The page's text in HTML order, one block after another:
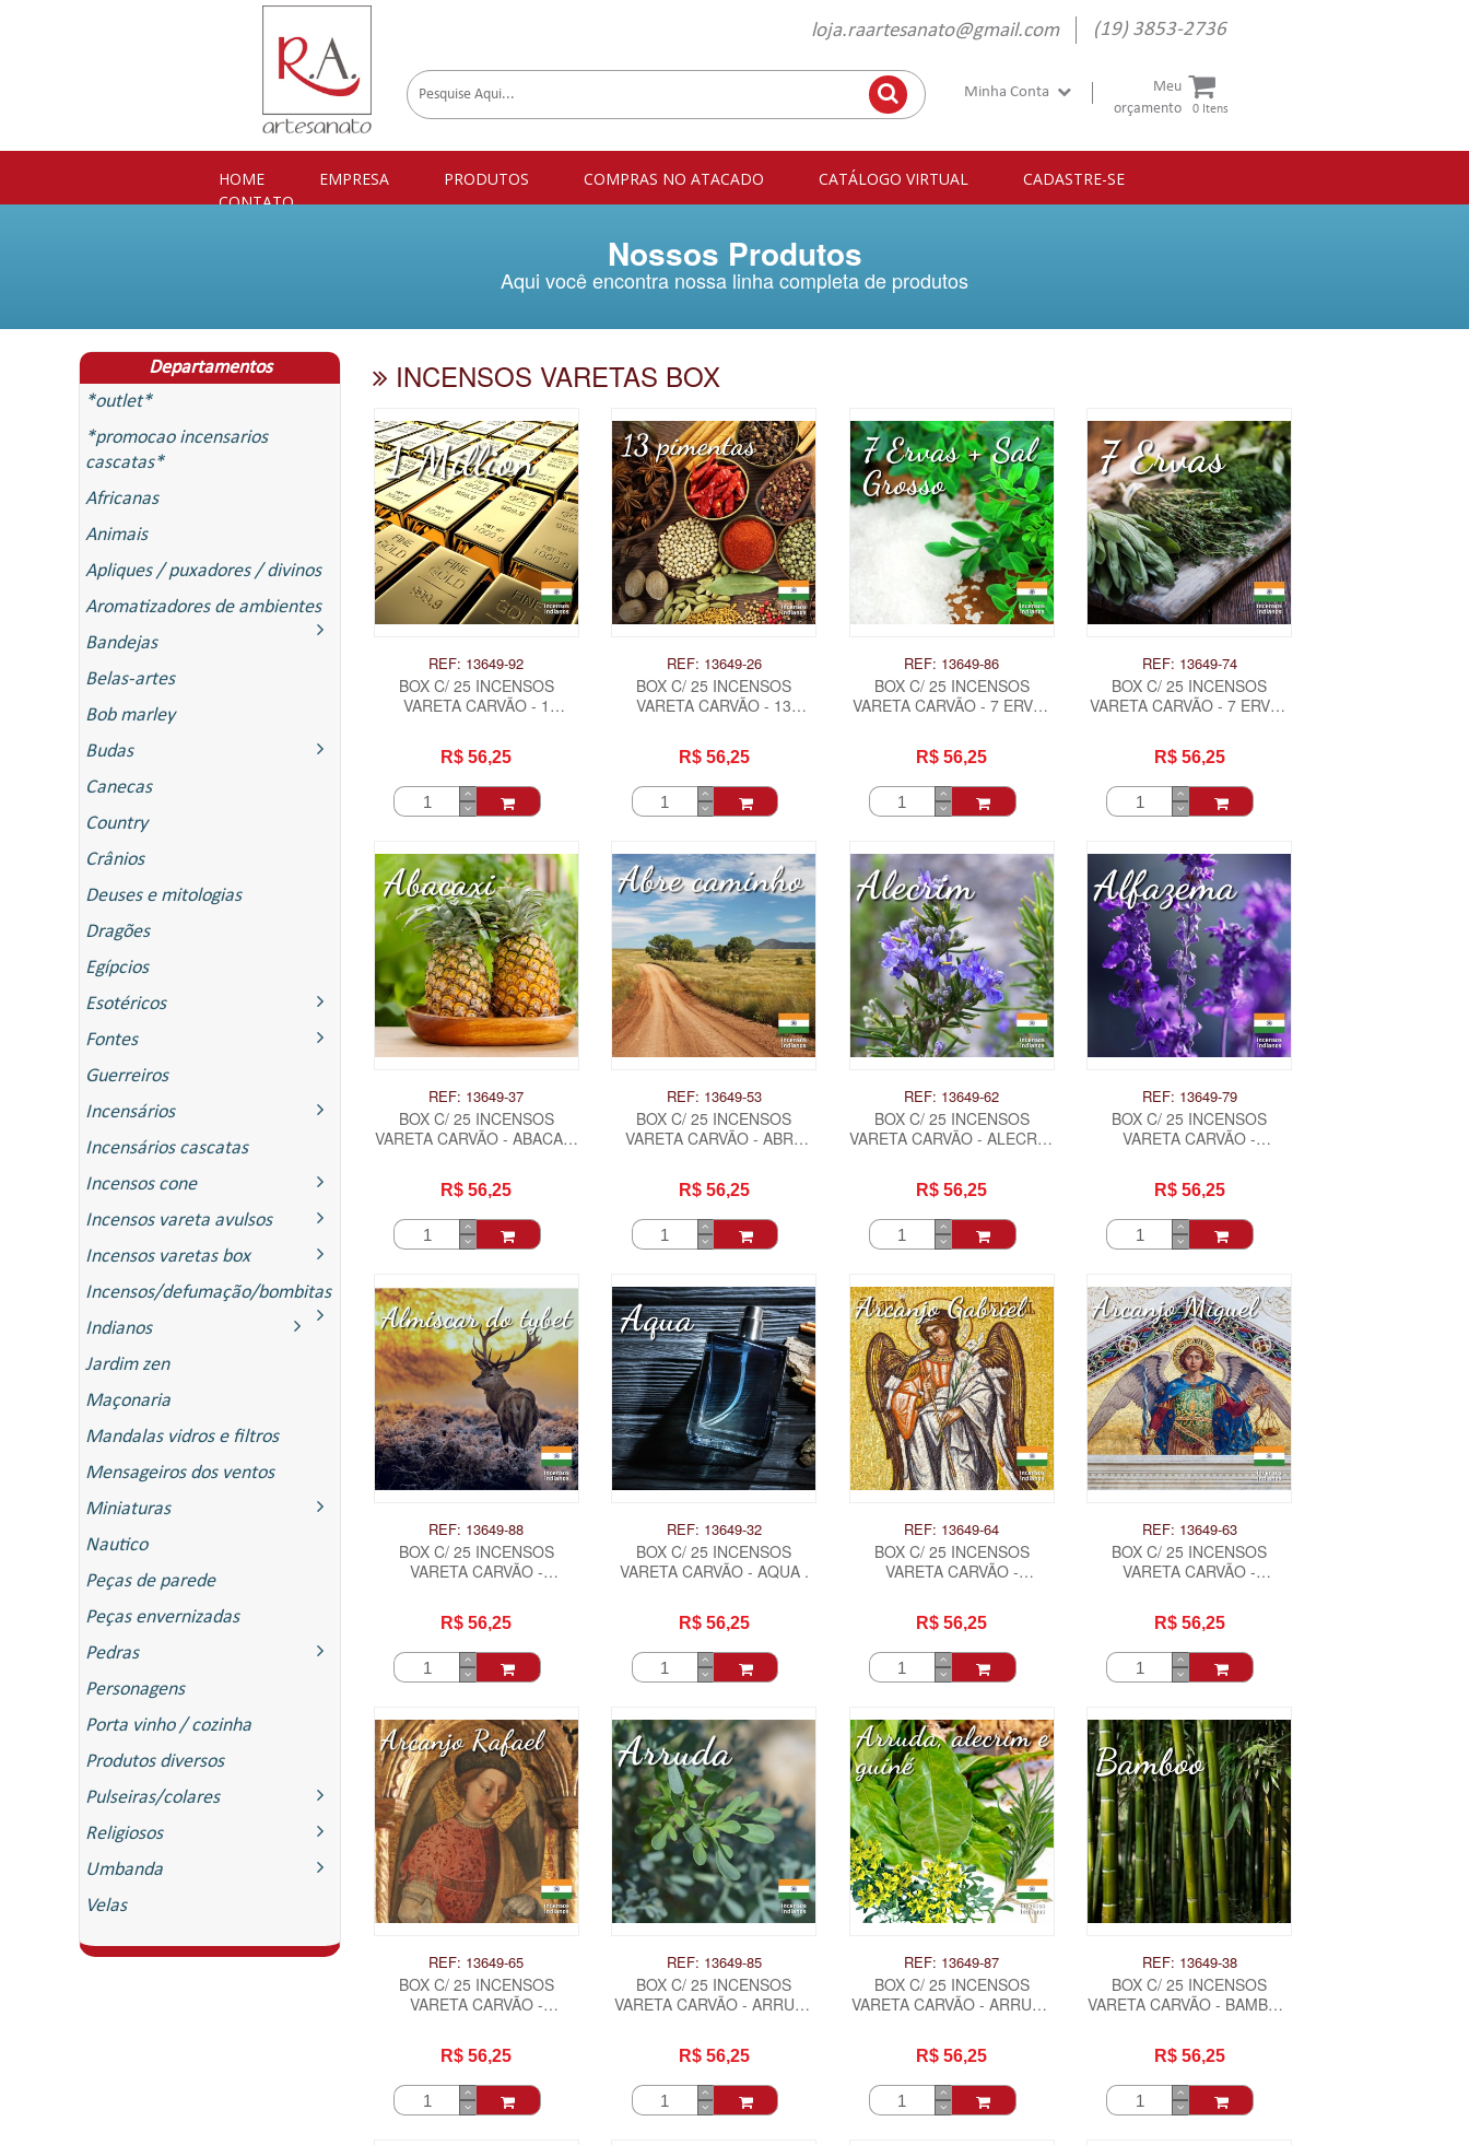
loja.raartesanato@gmail.com (19) 3853-2736
Meu
orçamento
0 Itens
Minha Conta
HOME EMPRESA PRODUTOS COMPRAS NO ATACADO CATÁLOGO VIRTUAL
CADASTRE-SE
CONTATO
Nossos Produtos
Aqui você encontra nossa linha completa de produtos
Departamentos
*outlet*
*promocao incensarios
cascatas*
Africanas
Animais
Apliques / puxadores / divinos
Aromatizadores de ambientes
Bandejas
Belas-artes
Bob marley
Budas
Canecas
Country
Crânios
Deuses e mitologias
Dragões
Egípcios
Esotéricos
Fontes
Guerreiros
Incensários
Incensários cascatas
Incensos cone
Incensos vareta avulsos
Incensos varetas box
Incensos/defumação/bombitas
Indianos
Jardim zen
Maçonaria
Mandalas vidros e filtros
Mensageiros dos ventos
Miniaturas
Nautico
Peças de parede
Peças envernizadas
Pedras
Personagens
Porta vinho / cozinha
Produtos diversos
Pulseiras/colares
Religiosos
Umbanda
Velas
INCENSOS VARETAS BOX
REF: 13649-92
BOX C/ 25 INCENSOS
VARETA CARVÃO - 1
R$ 56,25
REF: 13649-26
BOX C/ 25 INCENSOS
VARETA CARVÃO - 13
R$ 56,25
REF: 13649-86
BOX C/ 25 INCENSOS
VARETA CARVÃO - 7 ERVAS
R$ 56,25
REF: 13649-74
BOX C/ 25 INCENSOS
VARETA CARVÃO - 7 ERVAS
R$ 56,25
REF: 13649-37
BOX C/ 25 INCENSOS
VARETA CARVÃO - ABACAXI
R$ 56,25
REF: 13649-53
BOX C/ 25 INCENSOS
VARETA CARVÃO - ABRE
R$ 56,25
REF: 13649-62
BOX C/ 25 INCENSOS
VARETA CARVÃO - ALECRIM
R$ 56,25
REF: 13649-79
BOX C/ 25 INCENSOS
VARETA CARVÃO -
R$ 56,25
REF: 13649-88
BOX C/ 25 INCENSOS
VARETA CARVÃO -
TIBET .
R$ 56,25
REF: 13649-32
BOX C/ 25 INCENSOS
VARETA CARVÃO - AQUA .
R$ 56,25
REF: 13649-64
BOX C/ 25 INCENSOS
VARETA CARVÃO -
R$ 56,25
REF: 13649-63
BOX C/ 25 INCENSOS
VARETA CARVÃO -
R$ 56,25
REF: 13649-65
BOX C/ 25 INCENSOS
VARETA CARVÃO -
R$ 56,25
REF: 13649-85
BOX C/ 25 INCENSOS
VARETA CARVÃO - ARRUDA
R$ 56,25
REF: 13649-87
BOX C/ 25 INCENSOS
VARETA CARVÃO - ARRUDA
R$ 56,25
REF: 13649-38
BOX C/ 25 INCENSOS
VARETA CARVÃO - BAMBOO
R$ 56,25